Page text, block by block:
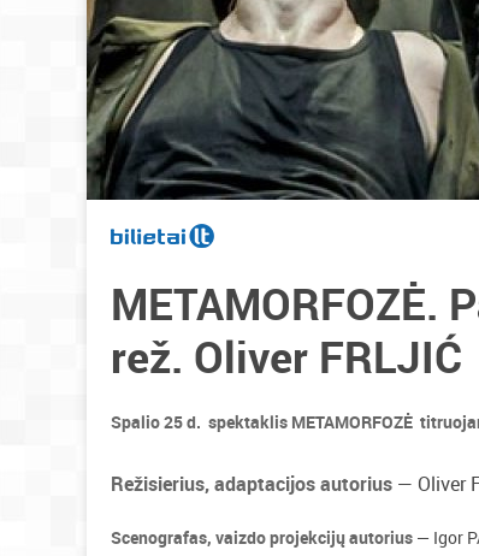
METAMORFOZĖ.
rež. Oliver FRLJIĆ
Spalio 25 d. spektaklis METAMORFOZĖ
Režisierius, adaptacijos autorius — Oliver
Scenografas, vaizdo projekcijų autorius — Igor